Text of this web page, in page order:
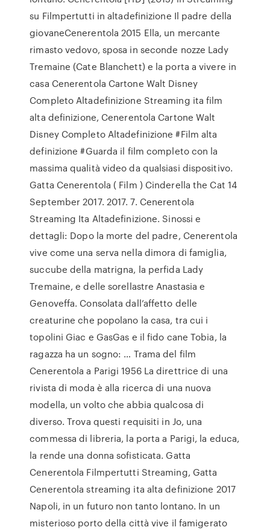
su Filmpertutti in altadefinizione Il padre della
giovaneCenerentola 2015 Ella, un mercante
rimasto vedovo, sposa in seconde nozze Lady
Tremaine (Cate Blanchett) e la porta a vivere in
casa Cenerentola Cartone Walt Disney
Completo Altadefinizione Streaming ita film
alta definizione, Cenerentola Cartone Walt
Disney Completo Altadefinizione #Film alta
definizione #Guarda il film completo con la
massima qualità video da qualsiasi dispositivo.
Gatta Cenerentola ( Film ) Cinderella the Cat 14
September 2017. 2017. 7. Cenerentola
Streaming Ita Altadefinizione. Sinossi e
dettagli: Dopo la morte del padre, Cenerentola
vive come una serva nella dimora di famiglia,
succube della matrigna, la perfida Lady
Tremaine, e delle sorellastre Anastasia e
Genoveffa. Consolata dall’affetto delle
creaturine che popolano la casa, tra cui i
topolini Giac e GasGas e il fido cane Tobia, la
ragazza ha un sogno: … Trama del film
Cenerentola a Parigi 1956 La direttrice di una
rivista di moda è alla ricerca di una nuova
modella, un volto che abbia qualcosa di
diverso. Trova questi requisiti in Jo, una
commessa di libreria, la porta a Parigi, la educa,
la rende una donna sofisticata. Gatta
Cenerentola Filmpertutti Streaming, Gatta
Cenerentola streaming ita alta definizione 2017
Napoli, in un futuro non tanto lontano. In un
misterioso porto della città vive il famigerato